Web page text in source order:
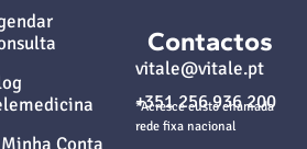
Conta
Contactos
vitale@vitale.pt
+351 256 936 200
*Acresce custo chamada
rede fixa nacional